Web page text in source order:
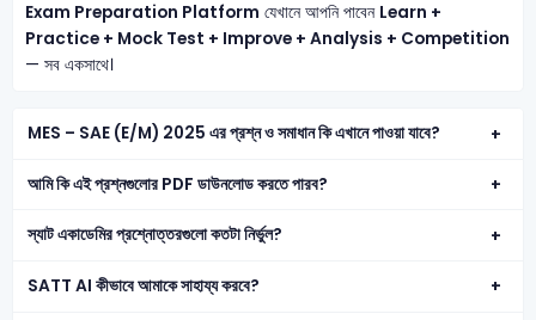
Exam Preparation Platform যেখানে আপনি পাবেন Learn +
Practice + Mock Test + Improve + Analysis + Competition
— সব একসাথে।
MES – SAE (E/M) 2025 এর প্রশ্ন ও সমাধান কি এখানে পাওয়া যাবে?
আমি কি এই প্রশ্নগুলোর PDF ডাউনলোড করতে পারব?
স্যাট একাডেমির প্রশ্নোত্তরগুলো কতটা নির্ভুল?
SATT AI কীভাবে আমাকে সাহায্য করবে?